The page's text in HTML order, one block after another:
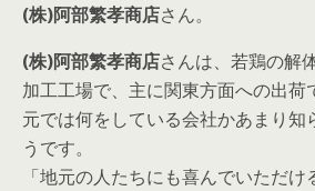
(株)阿部繁孝商店さん。
(株)阿部繁孝商店さんは、若鶏の解
加工工場で、主に関東方面への出荷
元では何をしている会社かあまり知
うです。
「地元の人たちにも喜んでいただ